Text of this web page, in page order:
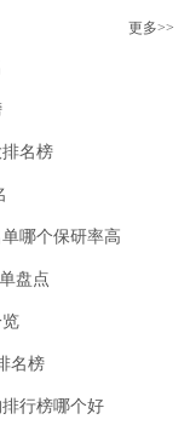
更多>>
名榜
哪个保研率高
盘点
名榜
行榜哪个好